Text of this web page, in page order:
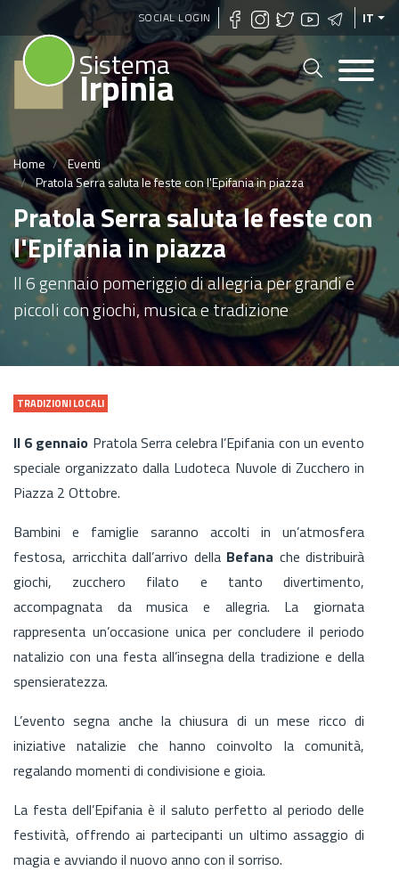
Salta
al
contenuto
principale
SOCIAL LOGIN IT
Sistema
Irpinia
Home
Eventi
Pratola Serra saluta le feste con l'Epifania in piazza
Pratola Serra saluta le feste con
l'Epifania in piazza
Il 6 gennaio pomeriggio di allegria per grandi e
piccoli con giochi, musica e tradizione
TRADIZIONI LOCALI
Il 6 gennaio Pratola Serra celebra l’Epifania con un evento
speciale organizzato dalla Ludoteca Nuvole di Zucchero in
Piazza 2 Ottobre.
Bambini e famiglie saranno accolti in un’atmosfera
festosa, arricchita dall’arrivo della Befana che distribuirà
giochi, zucchero filato e tanto divertimento,
accompagnata da musica e allegria. La giornata
rappresenta un’occasione unica per concludere il periodo
natalizio con una festa all’insegna della tradizione e della
spensieratezza.
L’evento segna anche la chiusura di un mese ricco di
iniziative natalizie che hanno coinvolto la comunità,
regalando momenti di condivisione e gioia.
La festa dell’Epifania è il saluto perfetto al periodo delle
festività, offrendo ai partecipanti un ultimo assaggio di
magia e avviando il nuovo anno con il sorriso.